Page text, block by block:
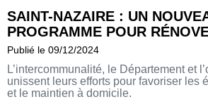
SAINT-NAZAIRE : UN
PROGRAMME POUR
Publié le 09/12/2024
L’intercommunalité, le Département et
unissent leurs efforts pour favoriser les
et le maintien à domicile.